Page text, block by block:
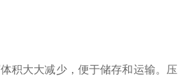
积大大减少，便于储存和运输。压